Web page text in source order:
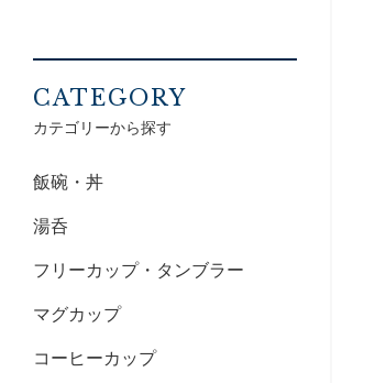
CATEGORY
カテゴリーから探す
飯碗・丼
湯呑
フリーカップ・タンブラー
マグカップ
コーヒーカップ